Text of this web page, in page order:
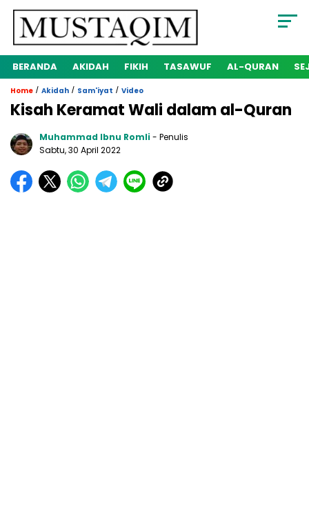
BERANDA AKIDAH FIKIH TASAWUF AL-QURAN
Home / Akidah / Sam'iyat / Video
Kisah Keramat Wali dalam al-Quran
Muhammad Ibnu Romli- Penulis
Sabtu, 30 April 2022